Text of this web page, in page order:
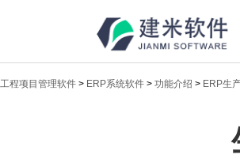
传递实时热点，共享商
工程项目管理软件 > ERP系统软件 > 功能介绍 > ERP生